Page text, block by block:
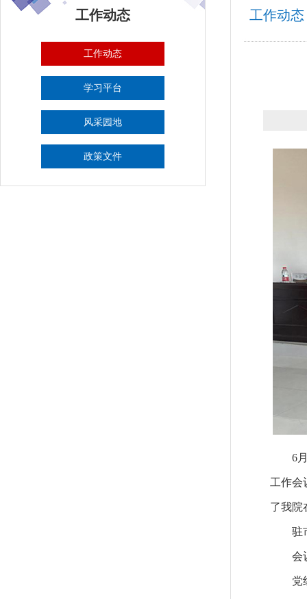
工作动态
工作动态
学习平台
风采园地
政策文件
工作动态
6月
工作会
了我院
驻市
会议
党组